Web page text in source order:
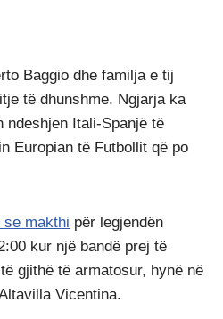
Baggio dhe familja e tij
të dhunshme. Ngjarja ka
ndeshjen Itali-Spanjë të
Europian të Futbollit që po
se makthi për legjendën
kur një bandë prej të
gjithë të armatosur, hynë në
Vicentina.